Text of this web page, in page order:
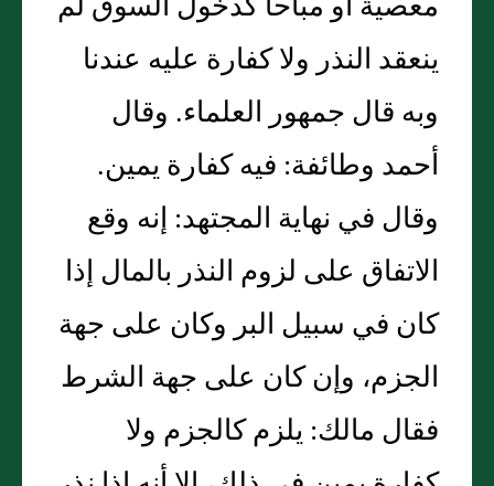
ينعقد النذر ولا كفارة عليه عندنا
وبه قال جمهور العلماء. وقال
أحمد وطائفة: فيه كفارة يمين.
وقال في نهاية المجتهد: إنه وقع
الاتفاق على لزوم النذر بالمال إذا
كان في سبيل البر وكان على جهة
الجزم، وإن كان على جهة الشرط
فقال مالك: يلزم كالجزم ولا